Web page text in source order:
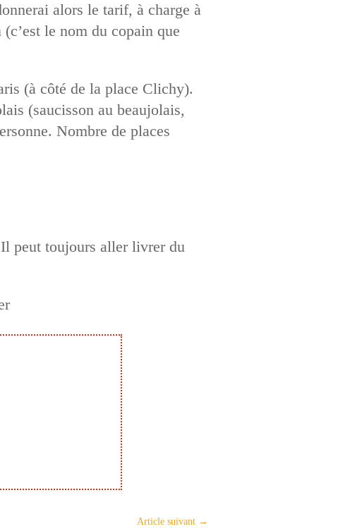
alors le tarif, à charge à
le nom du copain que
(à côté de la place Clichy).
(saucisson au beaujolais,
Nombre de places
peut toujours aller livrer du
Article suivant→